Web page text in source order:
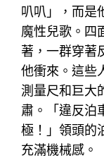
叭叭」，而是
魔性兒歌。四
著，一群穿著
他衝來。這些
測量尺和巨大
肅。「違反泊
極！」領頭的
充滿機械感。